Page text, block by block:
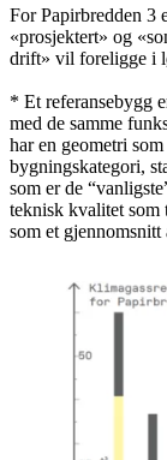
For Papirbredden 3
«prosjektert» og
drift» vil foreligge i
* Et referansebygg
med de samme
har en geometri
bygningskategori,
som er de
teknisk kvalitet som
som et